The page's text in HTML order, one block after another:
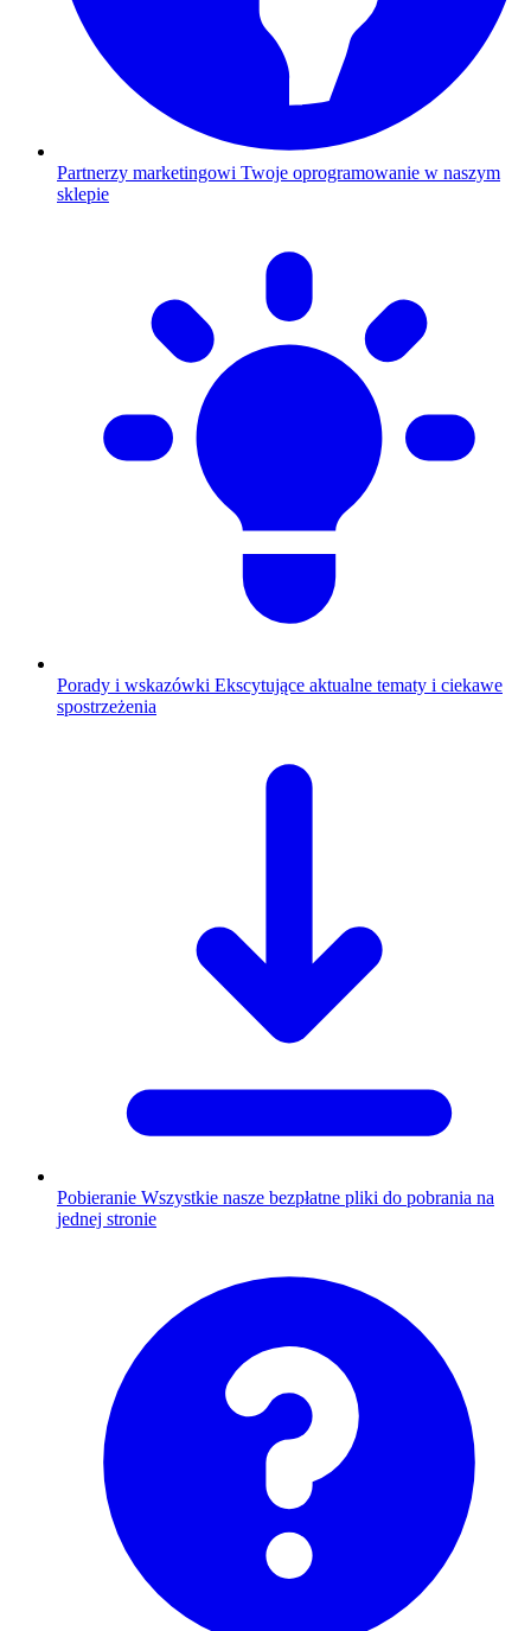
Partnerzy marketingowi Twoje oprogramowanie w naszym
sklepie
Porady i wskazówki Ekscytujące aktualne tematy i ciekawe
spostrzeżenia
Pobieranie Wszystkie nasze bezpłatne pliki do pobrania na
jednej stronie